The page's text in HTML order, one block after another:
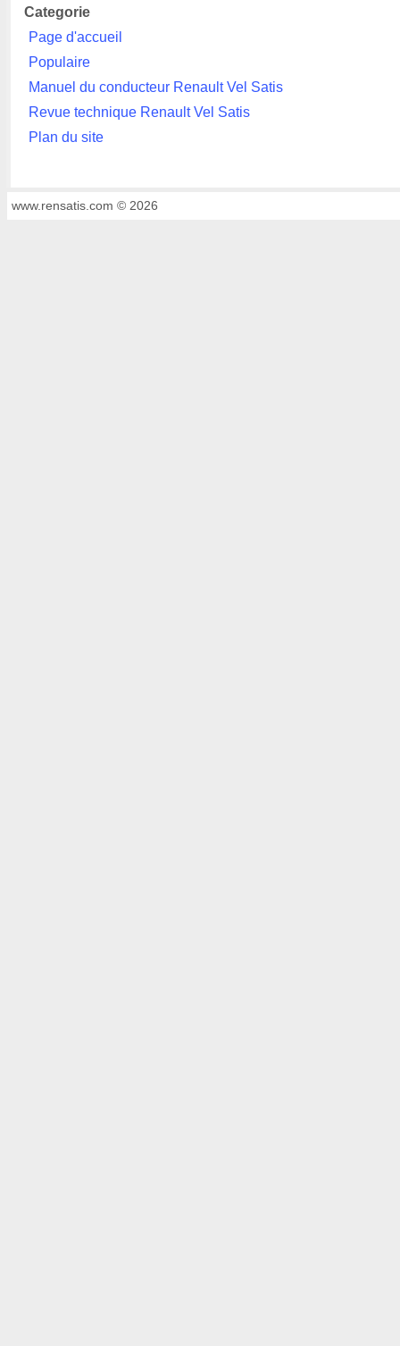
Categorie
Page d'accueil
Populaire
Manuel du conducteur Renault Vel Satis
Revue technique Renault Vel Satis
Plan du site
www.rensatis.com © 2026